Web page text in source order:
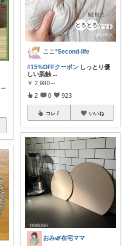
...
ここ*Second-life
#15%OFFクーポン しっとり優
しい肌触 ...
￥ 2,980～
2 0 923
コレ いいね
おみ🌿在宅ママ